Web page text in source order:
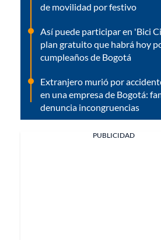
de movilidad por festivo
Así puede participar en 'Bici
plan gratuito que habrá hoy
cumpleaños de Bogotá
Extranjero murió por
en una empresa de Bogotá:
denuncia incongruencias
PUBLICIDAD